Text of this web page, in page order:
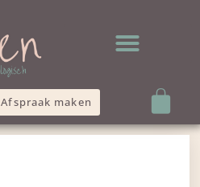
Afspraak maken